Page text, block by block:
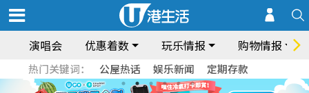
演唱会 优惠着数 玩乐情报 购物情报
热门关键词： 公屋热话 娱乐新闻 定期存款